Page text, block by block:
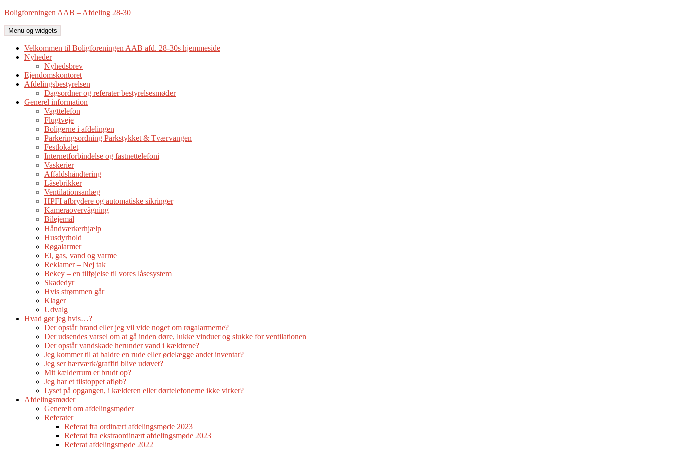
Hop
indhold
Boligforeningen AAB – Afdeling 28-30
Menu og widgets
Velkommen til Boligforeningen AAB afd. 28-30s hjemmeside
Nyheder
Nyhedsbrev
Ejendomskontoret
Afdelingsbestyrelsen
Dagsordner og referater bestyrelsesmøder
Generel information
Vagttelefon
Flugtveje
Boligerne i afdelingen
Parkeringsordning Parkstykket & Tværvangen
Festlokalet
Internetforbindelse og fastnettelefoni
Vaskerier
Affaldshåndtering
Låsebrikker
Ventilationsanlæg
HPFI afbrydere og automatiske sikringer
Kameraovervågning
Bilejemål
Håndværkerhjælp
Husdyrhold
Røgalarmer
El, gas, vand og varme
Reklamer – Nej tak
Bekey – en tilføjelse til vores låsesystem
Skadedyr
Hvis strømmen går
Klager
Udvalg
Hvad gør jeg hvis…?
Der opstår brand eller jeg vil vide noget om røgalarmerne?
Der udsendes varsel om at gå inden døre, lukke vinduer og slukke for ventilationen
Der opstår vandskade herunder vand i kældrene?
Jeg kommer til at baldre en rude eller ødelægge andet inventar?
Jeg ser hærværk/graffiti blive udøvet?
Mit kælderrum er brudt op?
Jeg har et tilstoppet afløb?
Lyset på opgangen, i kælderen eller dørtelefonerne ikke virker?
Afdelingsmøder
Generelt om afdelingsmøder
Referater
Referat fra ordinært afdelingsmøde 2023
Referat fra ekstraordinært afdelingsmøde 2023
Referat afdelingsmøde 2022